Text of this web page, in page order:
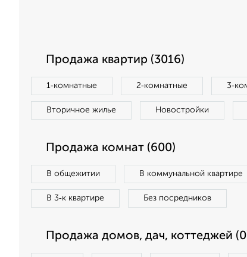
Продажа квартир (3016)
1‑комнатные 2‑комнатные
Вторичное жилье Новостройки
Продажа комнат (600)
В общежитии В коммунальной квартире
В 3‑к квартире Без посредников
Продажа домов, дач, коттеджей